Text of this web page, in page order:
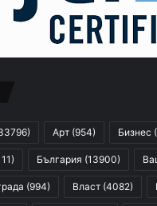
Арт (954) Бизнес
България (13900)
(994) Власт (4082)